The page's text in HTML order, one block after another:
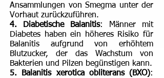
Ansammlungen von Smegma unter der
Vorhaut zurückzuführen.
4. Diabetische Balanitis: Männer mit
Diabetes haben ein höheres Risiko für
Balanitis aufgrund von erhöhtem
Blutzucker, der das Wachstum von
Bakterien und Pilzen begünstigen kann.
5. Balanitis xerotica obliterans (BXO):